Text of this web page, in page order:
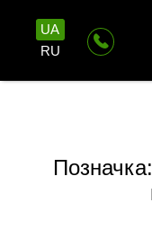
UA
RU
Позначка: